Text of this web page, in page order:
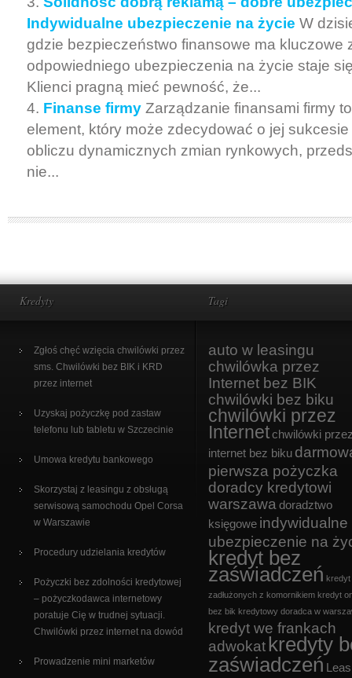
Indywidualne ubezpieczenie na życie W
gdzie bezpieczeństwo finansowe ma kluczowe
odpowiedniego ubezpieczenia na życie staje
Klienci pragną mieć pewność, że...
Finanse firmy Zarządzanie finansami firmy
element, który może zdecydować o jej
obliczu dynamicznych zmian rynkowych,
nie...
Kredyty
Zgłoś chęć wzięcia chwilówki przez
sms. Chwilówki bez BIK i KRD
przez internet
Uzyskaj pożyczkę pod zastaw
telefonu lub tabletu w Szczecinie
Umowa kredytu bankowego
Skorzystaj z leasingu z obsługą
serwisową samochodu Opel Corsa
w Warszawie
Procedury udzielania kredytów
Pożyczki bez zdolności kredytowej
– pożyczkodawca internetowy
poratuje Cię w trudnej sytuacji.
Chwilówki przez internet na dowód
Prowadzenie mini marketów
Tagi
auto w leasingu
chwilówka przez
Internet bez BIK
chwilówki bez biku
chwilówki przez
Internetchwilówki
internet bez biku
pierwsza pożyczka
doradcy kredytowi
warszawa doradztwo
księgowe indywidualne
ubezpieczenie na
kredyt bez
zaświadczeń kredyt
zadłużonych z komornikiem kredyt
bez bik kredytowy doradca w
kredyt we frankach
adwokatkredyty
zaświadczeń